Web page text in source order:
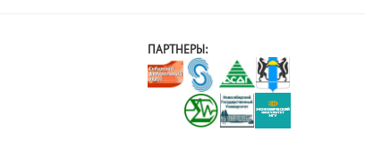
ПАРТНЕРЫ: